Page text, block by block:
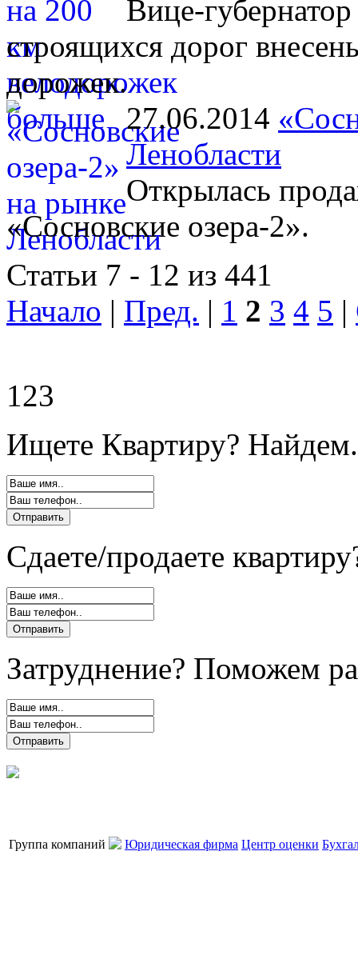
Вице-
строящихся дорог
дорожек.
27.06.2014
Ленобласти
Открылась
«Сосновские озера-2».
Статьи 7 - 12 из 441
Начало | Пред. | 1 2 3 4 5 |
123
Ищете Квартиру?
Сдаете/продаете
Затруднение? Поможем
Группа компаний Юридическая фирма Центр оценки